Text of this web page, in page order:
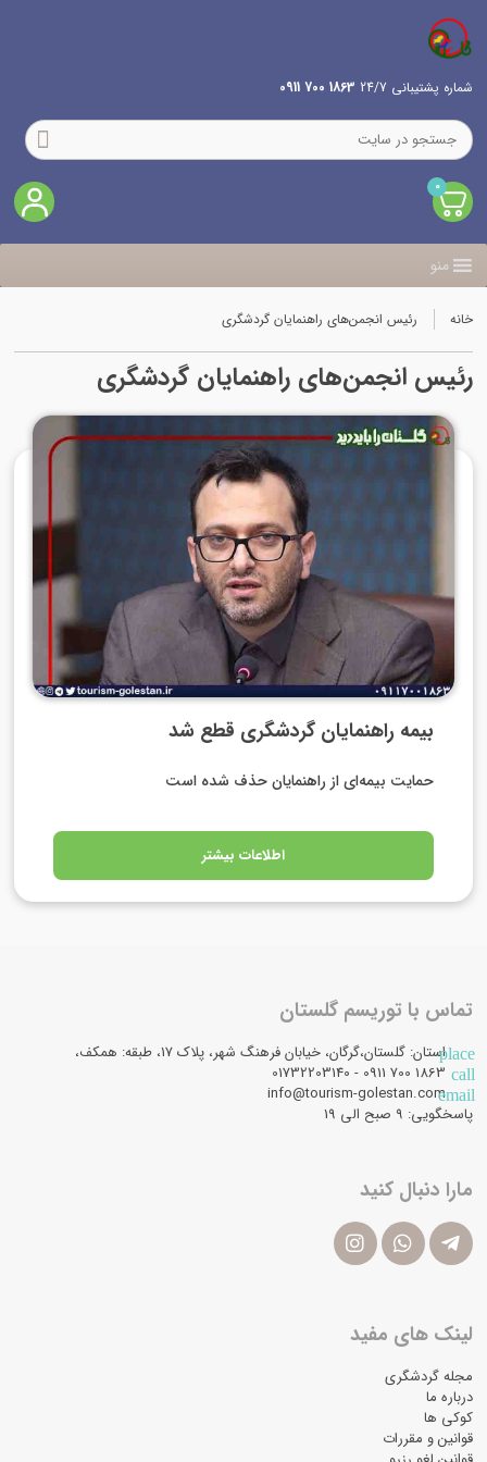
شماره پشتیبانی 24/7 1863 700 0911
0
منو
خانه رئیس انجمن‌های راهنمایان گردشگری
رئیس انجمن‌های راهنمایان گردشگری
بیمه راهنمایان گردشگری قطع شد
حمایت بیمه‌ای از راهنمایان حذف شده است
اطلاعات بیشتر
تماس با توریسم گلستان
placeاستان: گلستان،گرگان، خیابان فرهنگ شهر، پلاک 17، طبقه: همکف،
call
email
info@tourism-golestan.com
پاسخگویی: ۹ صبح الی 19
مارا دنبال کنید
لینک های مفید
مجله گردشگری
درباره ما
کوکی ها
قوانین و مقررات